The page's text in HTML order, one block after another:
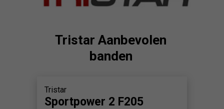
Tristar Aanbevolen
banden
Tristar
Sportpower 2 F205